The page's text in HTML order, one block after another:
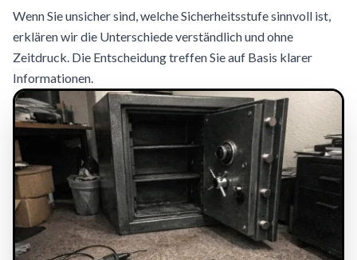
Wenn Sie unsicher sind, welche Sicherheitsstufe sinnvoll ist,
erklären wir die Unterschiede verständlich und ohne
Zeitdruck. Die Entscheidung treffen Sie auf Basis klarer
Informationen.